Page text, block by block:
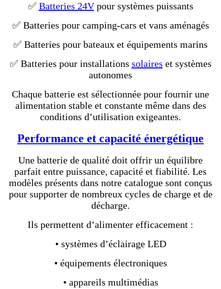
✅ Batteries 24Vpour systèmes puissants
✅ Batteries pour camping-cars et vans aménagés
✅ Batteries pour bateaux et équipements marins
✅ Batteries pour installations solaires et systèmes
autonomes
Chaque batterie est sélectionnée pour fournir une
alimentation stable et constante même dans des
conditions d’utilisation exigeantes.
Performance et capacité énergétique
Une batterie de qualité doit offrir un équilibre
parfait entre puissance, capacité et fiabilité. Les
modèles présents dans notre catalogue sont conçus
pour supporter de nombreux cycles de charge et de
décharge.
Ils permettent d’alimenter efficacement :
• systèmes d’éclairage LED
• équipements électroniques
• appareils multimédias